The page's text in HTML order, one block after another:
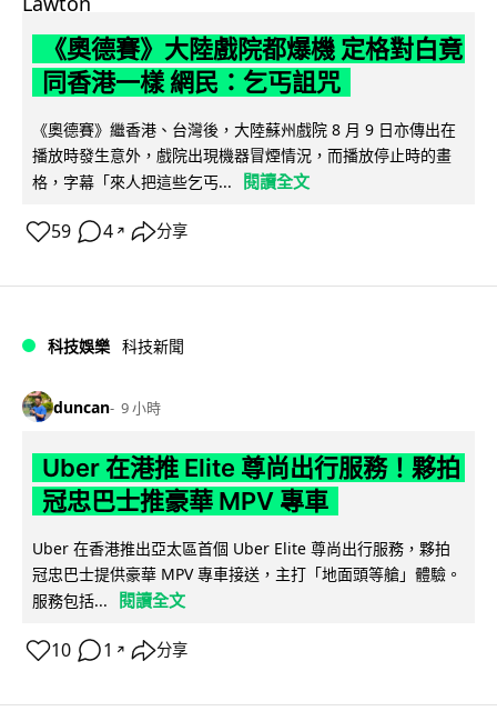
《奧德賽》大陸戲院都爆機 定格對白竟
同香港一樣 網民：乞丐詛咒
《奧德賽》繼香港、台灣後，大陸蘇州戲院 8 月 9 日亦傳出在
播放時發生意外，戲院出現機器冒煙情況，而播放停止時的畫
格，字幕「來人把這些乞丐...
閱讀全文
59 4 ↗ 分享
科技娛樂 科技新聞
duncan 9 小時
Uber 在港推 Elite 尊尚出行服務！夥拍
冠忠巴士推豪華 MPV 專車
Uber 在香港推出亞太區首個 Uber Elite 尊尚出行服務，夥拍
冠忠巴士提供豪華 MPV 專車接送，主打「地面頭等艙」體驗。
服務包括...
閱讀全文
10 1 ↗ 分享